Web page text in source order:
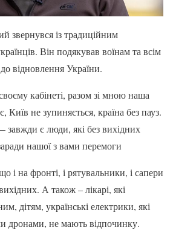
звернувся із традиційним
Він подякував воїнам та всім
відновлення України.
кабінеті, разом зі мною наша
не зупиняється, країна без пауз.
завжди є люди, які без вихідних
нашої з вами перемоги
і на фронті, і рятувальники, і сапери
А також – лікарі, які
дітям, українські електрики, які
дронами, не мають відпочинку.